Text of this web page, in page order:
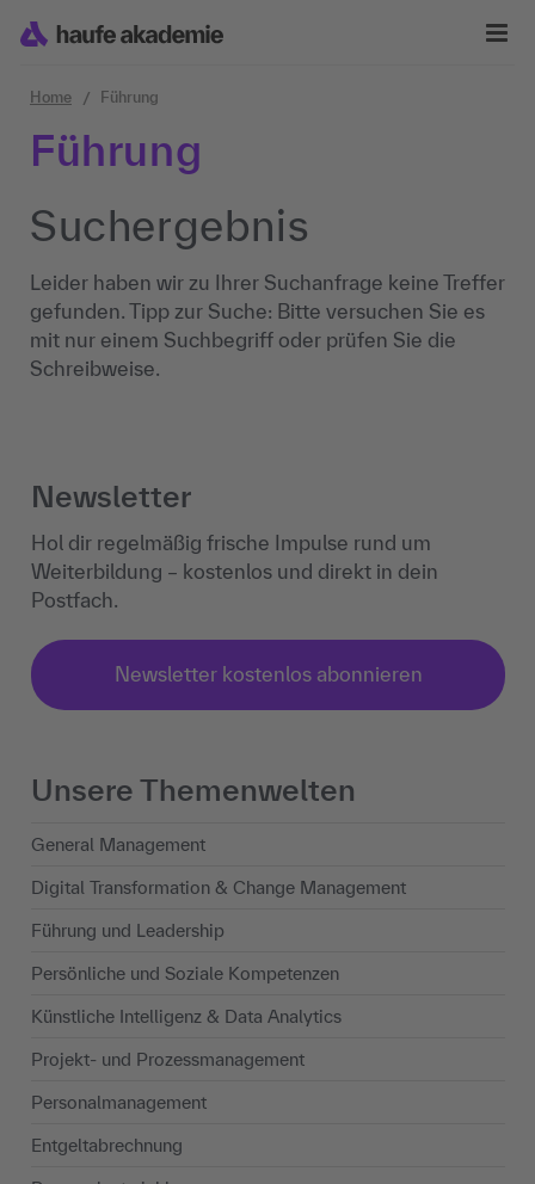
Home Führung
Führung
Suchergebnis
Leider haben wir zu Ihrer Suchanfrage keine Treffer
gefunden. Tipp zur Suche: Bitte versuchen Sie es
mit nur einem Suchbegriff oder prüfen Sie die
Schreibweise.
Newsletter
Hol dir regelmäßig frische Impulse rund um
Weiterbildung – kostenlos und direkt in dein
Postfach.
Newsletter kostenlos abonnieren
Unsere Themenwelten
General Management
Digital Transformation & Change Management
Führung und Leadership
Persönliche und Soziale Kompetenzen
Künstliche Intelligenz & Data Analytics
Projekt- und Prozessmanagement
Personalmanagement
Entgeltabrechnung